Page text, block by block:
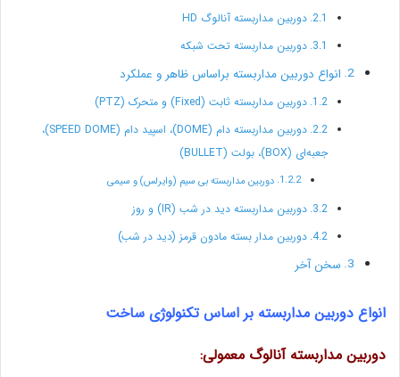
دوربین مداربسته آنالوگ HD
دوربین مداربسته تحت شبکه
انواع دوربین مداربسته براساس ظاهر و عملکرد
دوربین مداربسته ثابت (Fixed) و متحرک (PTZ)
دوربین مداربسته دام (DOME)، اسپید دام (SPEED DOME)،
جعبه‌ای (BOX)، بولت (BULLET)
دوربین مداربسته بی سیم (وایرلس) و سیمی
دوربین مداربسته دید در شب (IR) و روز
دوربین مدار بسته مادون قرمز (دید در شب)
سخن آخر
انواع دوربین مداربسته بر اساس تکنولوژی ساخت
دوربین مداربسته آنالوگ معمولی: